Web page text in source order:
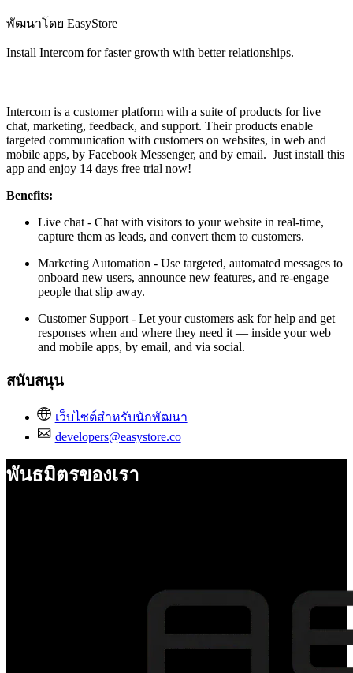
พัฒนาโดย EasyStore
Install Intercom for faster growth with better relationships.
Intercom is a customer platform with a suite of products for live
chat, marketing, feedback, and support. Their products enable
targeted communication with customers on websites, in web and
mobile apps, by Facebook Messenger, and by email. Just install this
app and enjoy 14 days free trial now!
Benefits:
Live chat - Chat with visitors to your website in real-time,
capture them as leads, and convert them to customers.
Marketing Automation - Use targeted, automated messages to
onboard new users, announce new features, and re-engage
people that slip away.
Customer Support - Let your customers ask for help and get
responses when and where they need it — inside your web
and mobile apps, by email, and via social.
สนับสนุน
เว็บไซต์สำหรับนักพัฒนา
developers@easystore.co
พันธมิตรของเรา